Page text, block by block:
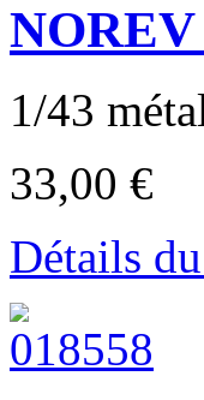
1/43
33,00 €
Détails